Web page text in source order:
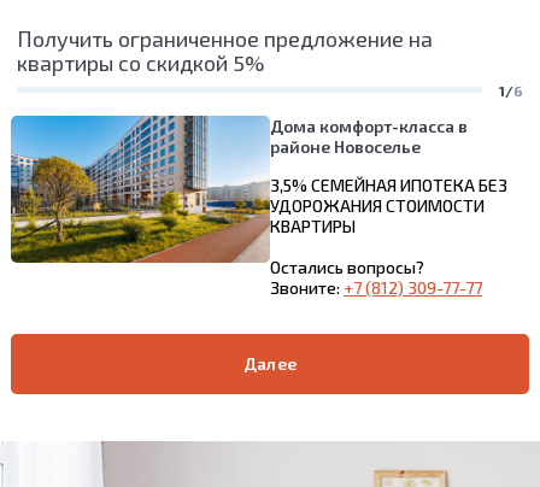
Получить ограниченное предложение на
квартиры со скидкой 5%
1/6
Дома комфорт-класса в
районе Новоселье
3,5% СЕМЕЙНАЯ ИПОТЕКА БЕЗ
УДОРОЖАНИЯ СТОИМОСТИ
КВАРТИРЫ
Остались вопросы?
Звоните: +7 (812) 309-77-77